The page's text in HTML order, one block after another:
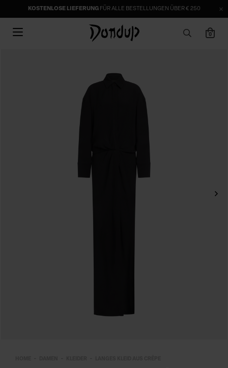
KOSTENLOSE LIEFERUNGFÜR ALLE BESTELLUNGEN ÜBER € 250
0